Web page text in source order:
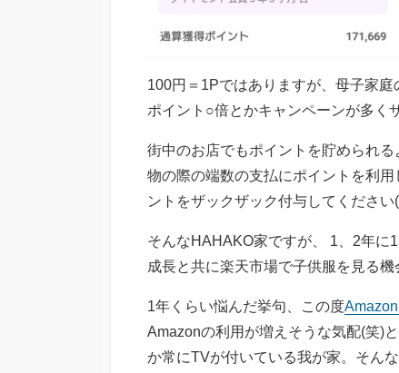
100円＝1Pではありますが、母子家庭
ポイント○倍とかキャンペーンが多く
街中のお店でもポイントを貯められ
物の際の端数の支払にポイントを利
ントをザックザック付与してください
そんなHAHAKO家ですが、 1、2年に
成長と共に楽天市場で子供服を見る
1年くらい悩んだ挙句、この度
Amazonの利用が増えそうな気配(笑)
か常にTVが付いている我が家。そん